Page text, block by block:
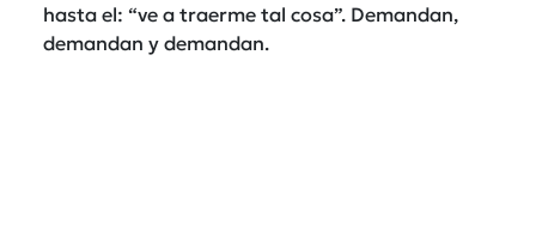
hasta el: “ve a traerme tal cosa”. Demandan,
demandan y demandan.